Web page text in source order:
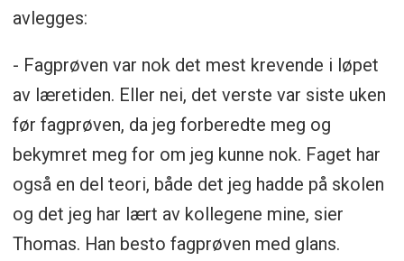
avlegges:
- Fagprøven var nok det mest krevende i løpet
av læretiden. Eller nei, det verste var siste uken
før fagprøven, da jeg forberedte meg og
bekymret meg for om jeg kunne nok. Faget har
også en del teori, både det jeg hadde på skolen
og det jeg har lært av kollegene mine, sier
Thomas. Han besto fagprøven med glans.